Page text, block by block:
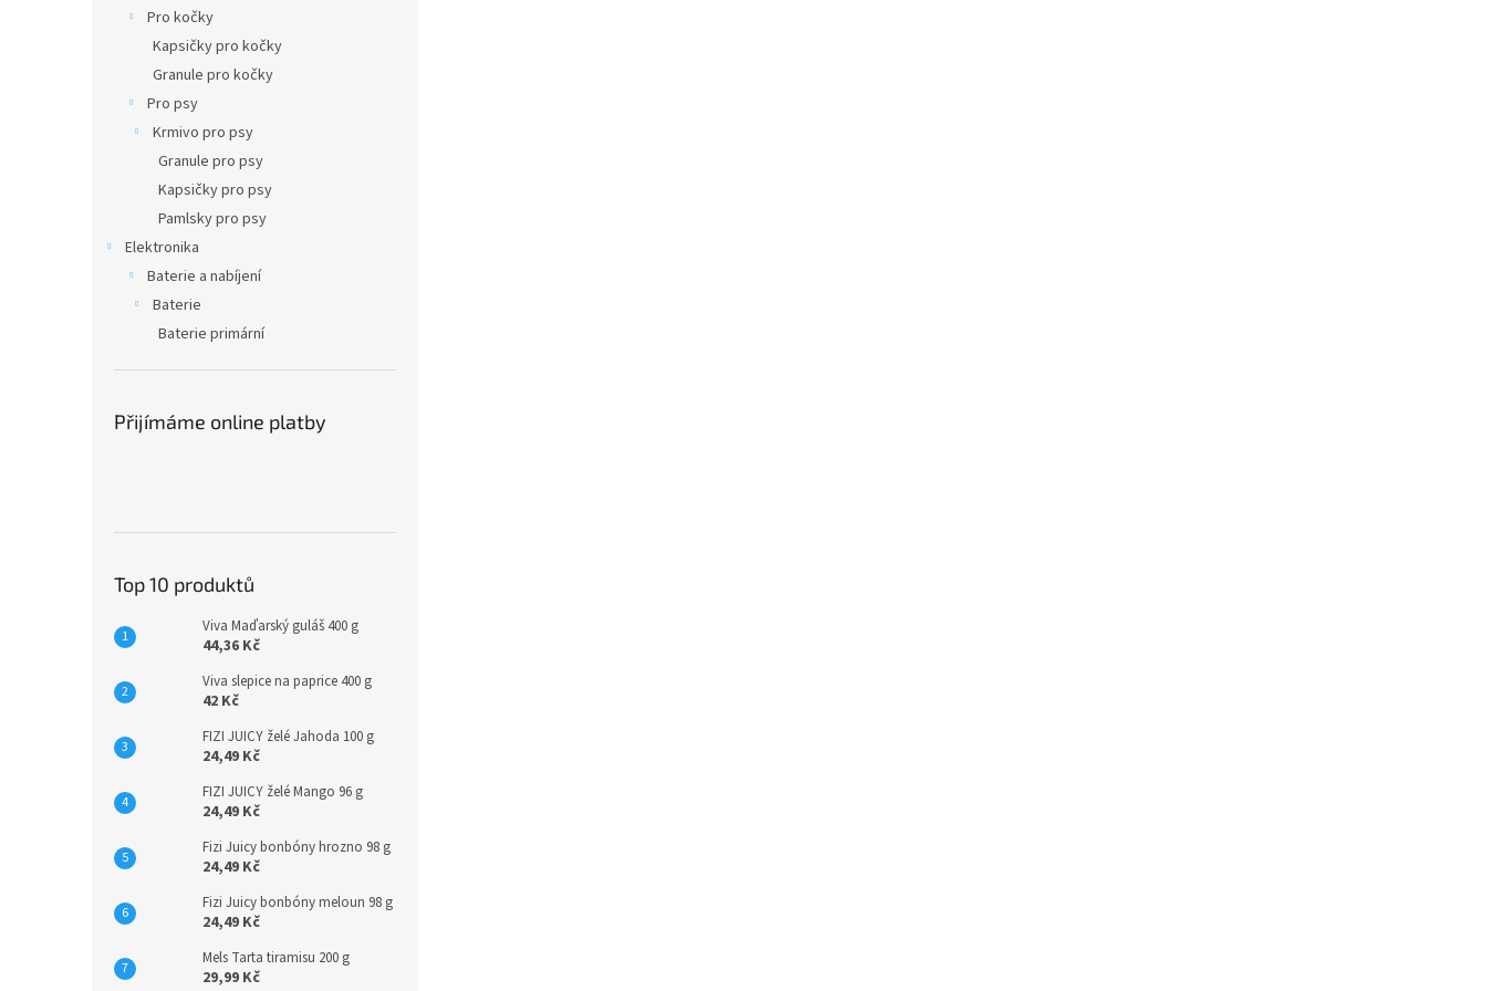
Pro kočky
Kapsičky pro kočky
Granule pro kočky
Pro psy
Krmivo pro psy
Granule pro psy
Kapsičky pro psy
Pamlsky pro psy
Elektronika
Baterie a nabíjení
Baterie
Baterie primární
Přijímáme online platby
Top 10 produktů
Viva Maďarský guláš 400 g
44,36 Kč
Viva slepice na paprice 400 g
42 Kč
FIZI JUICY želé Jahoda 100 g
24,49 Kč
FIZI JUICY želé Mango 96 g
24,49 Kč
Fizi Juicy bonbóny hrozno 98 g
24,49 Kč
Fizi Juicy bonbóny meloun 98 g
24,49 Kč
Mels Tarta tiramisu 200 g
29,99 Kč